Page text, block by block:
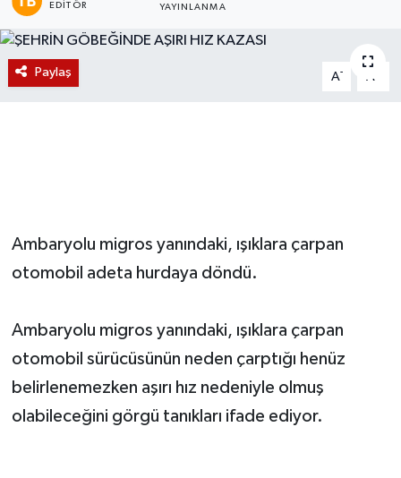
EDITÖR YAYINLANMA
Paylaş A- A
Ambaryolu migros yanındaki, ışıklara çarpan
otomobil adeta hurdaya döndü.
Ambaryolu migros yanındaki, ışıklara çarpan
otomobil sürücüsünün neden çarptığı henüz
belirlenemezken aşırı hız nedeniyle olmuş
olabileceğini görgü tanıkları ifade ediyor.
Magazin
Etkinlikler